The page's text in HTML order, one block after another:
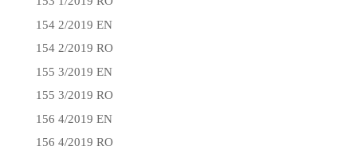
154 2/2019 EN
154 2/2019 RO
155 3/2019 EN
155 3/2019 RO
156 4/2019 EN
156 4/2019 RO